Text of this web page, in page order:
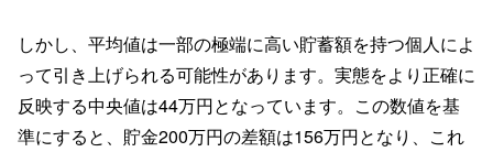
しかし、平均値は一部の極端に高い貯蓄額を持つ個人によ
って引き上げられる可能性があります。実態をより正確に
反映する中央値は44万円となっています。この数値を基
準にすると、貯金200万円の差額は156万円となり、これ